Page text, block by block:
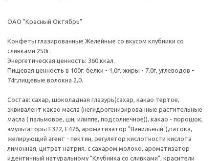
ОАО "Красный Октябрь"
Конфеты глазированные Желейные со вкусом клубники со
сливками 250г.
Энергетическая ценность: 360 ккал.
Пищевая ценность в 100г: белки - 1,0г, жиры - 7,0г, углеводов -
74г,пищевые волокна 2,0.
Состав: сахар, шоколадная глазурь(сахар, какао тертое,
эквивалент какао масла (негидрогенизированны­е растительные
масла ( пальмовое, ши, илиппе, подсолнечное)), какао - порошок,
эмульгаторы Е322, Е476, ароматизатор "Ванильный"),патока,
желирующий агент - пектин, регулятор кислотности кислота
лимонная, цитрат натрия, с сахаром молоко, ароматизатор
идентичный натуральному "Клубника со сливками", красители